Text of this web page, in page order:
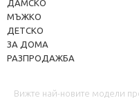
ДАМСКО
МЪЖКО
ДЕТСКО
ЗА ДОМА
РАЗПРОДАЖБА
Вижте най-новите модели